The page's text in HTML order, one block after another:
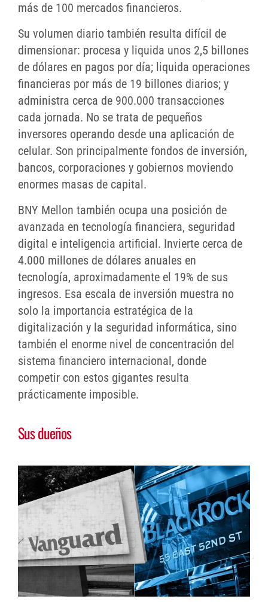
más de 100 mercados financieros.
Su volumen diario también resulta difícil de
dimensionar: procesa y liquida unos 2,5 billones
de dólares en pagos por día; liquida operaciones
financieras por más de 19 billones diarios; y
administra cerca de 900.000 transacciones
cada jornada. No se trata de pequeños
inversores operando desde una aplicación de
celular. Son principalmente fondos de inversión,
bancos, corporaciones y gobiernos moviendo
enormes masas de capital.
BNY Mellon también ocupa una posición de
avanzada en tecnología financiera, seguridad
digital e inteligencia artificial. Invierte cerca de
4.000 millones de dólares anuales en
tecnología, aproximadamente el 19% de sus
ingresos. Esa escala de inversión muestra no
solo la importancia estratégica de la
digitalización y la seguridad informática, sino
también el enorme nivel de concentración del
sistema financiero internacional, donde
competir con estos gigantes resulta
prácticamente imposible.
Sus dueños